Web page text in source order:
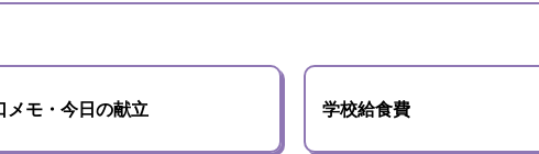
メモ・今日の献立 学校給食費